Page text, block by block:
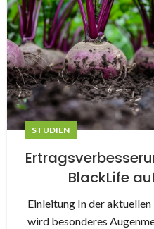
STUDIEN
BlackLife
Einleitung In der
wird besonderes